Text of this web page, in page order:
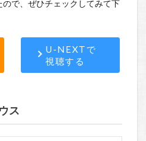
で、ぜひチェックしてみて下
U-NEXTで
視聴する
ス